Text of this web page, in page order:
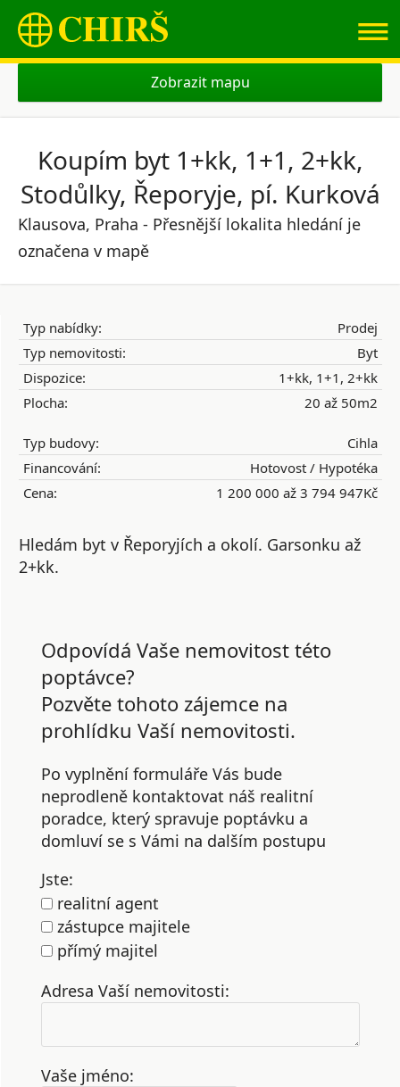
≡
Zobrazit mapu
Koupím byt 1+kk, 1+1, 2+kk,
Stodůlky, Řeporyje, pí. Kurková
Klausova, Praha - Přesnější lokalita hledání je
označena v mapě
Typ nabídky:
Prodej
Typ nemovitosti:
Byt
Dispozice:
1+kk, 1+1, 2+kk
Plocha:
20 až 50m2
Typ budovy:
Cihla
Financování:
Hotovost / Hypotéka
Cena:
1 200 000 až 3 794 947Kč
Hledám byt v Řeporyjích a okolí. Garsonku až
2+kk.
Odpovídá Vaše nemovitost této
poptávce?
Pozvěte tohoto zájemce na
prohlídku Vaší nemovitosti.
Po vyplnění formuláře Vás bude
neprodleně kontaktovat náš realitní
poradce, který spravuje poptávku a
domluví se s Vámi na dalším postupu
Jste:
realitní agent
zástupce majitele
přímý majitel
Adresa Vaší nemovitosti:
Vaše jméno: